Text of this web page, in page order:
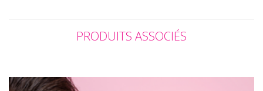
PRODUITS ASSOCIÉS